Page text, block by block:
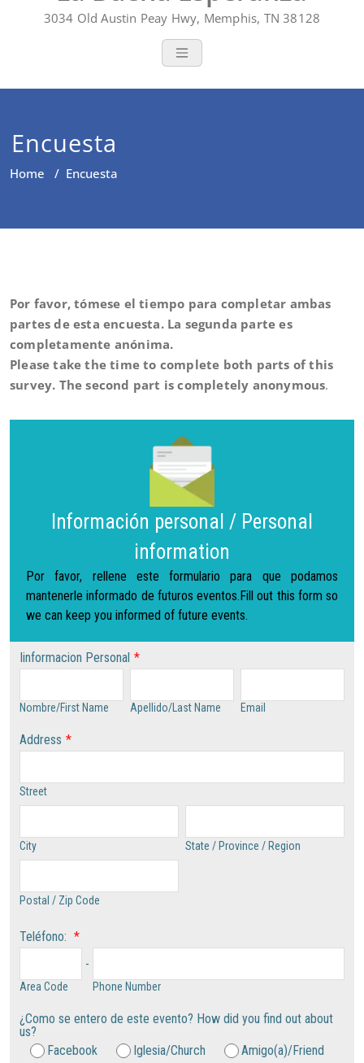
3034 Old Austin Peay Hwy, Memphis, TN 38128
Encuesta
Home / Encuesta
Por favor, tómese el tiempo para completar ambas
partes de esta encuesta. La segunda parte es
completamente anónima.
Please take the time to complete both parts of this
survey. The second part is completely anonymous.
Información personal / Personal
information
Por favor, rellene este formulario para que podamos
mantenerle informado de futuros eventos.Fill out this form so
we can keep you informed of future events.
Iinformacion Personal *
Nombre/First Name Apellido/Last Name Email
Address *
Street
City State / Province / Region
Postal / Zip Code
Teléfono: *
Area Code
-
Phone Number
¿Como se entero de este evento? How did you find out about
us?
Facebook
Iglesia/Church Amigo(a)/Friend